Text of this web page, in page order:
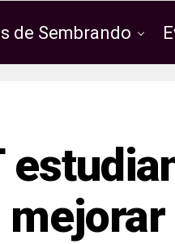
de Sembrando